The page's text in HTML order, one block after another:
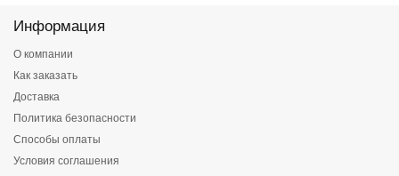
Информация
О компании
Как заказать
Доставка
Политика безопасности
Способы оплаты
Условия соглашения